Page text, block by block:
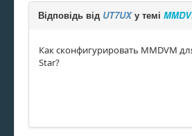
Відповідь від UT7UXу темі
Как сконфигурировать MMDVM
Star?